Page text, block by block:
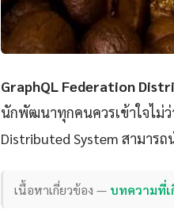
GraphQL Federation
นักพัฒนาทุกคนควรเข้าใจไม่
Distributed System สามาร
เนื้อหาเกี่ยวข้อง — บทความที่เ